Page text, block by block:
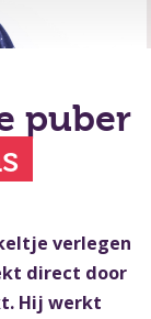
puber
verlegen
direct door
Hij werkt